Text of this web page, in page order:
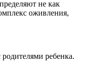
не как
оживления,
ребенка.